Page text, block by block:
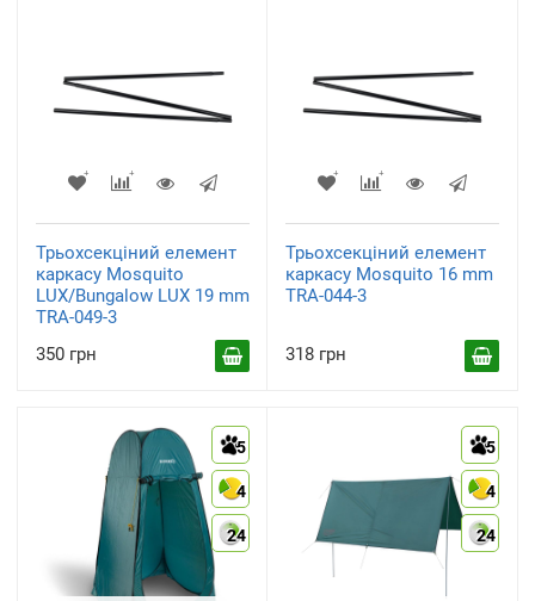
Трьохсекціний елемент
каркасу Mosquito
LUX/Bungalow LUX 19 mm
TRA-049-3
350 грн
Трьохсекціний елемент
каркасу Mosquito 16 mm
TRA-044-3
318 грн
5
4
24
5
4
24